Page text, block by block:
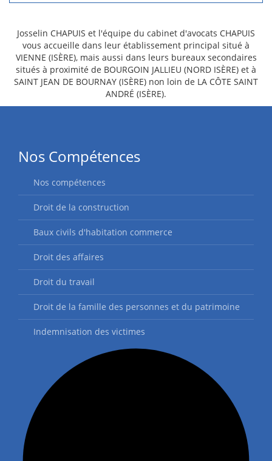
Josselin CHAPUIS et l'équipe du cabinet d'avocats CHAPUIS
vous accueille dans leur établissement principal situé à
VIENNE (ISÈRE), mais aussi dans leurs bureaux secondaires
situés à proximité de BOURGOIN JALLIEU (NORD ISÈRE) et à
SAINT JEAN DE BOURNAY (ISÈRE) non loin de LA CÔTE SAINT
ANDRÉ (ISÈRE).
Nos Compétences
Nos compétences
Droit de la construction
Baux civils d'habitation commerce
Droit des affaires
Droit du travail
Droit de la famille des personnes et du patrimoine
Indemnisation des victimes